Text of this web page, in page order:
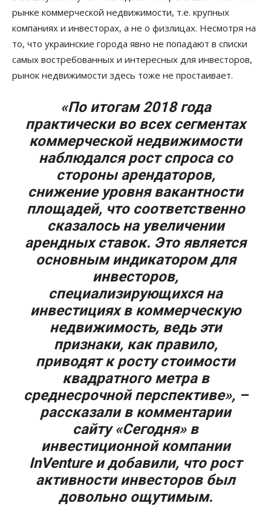
рынке коммерческой недвижимости, т.е. крупных
компаниях и инвесторах, а не о физлицах. Несмотря на
то, что украинские города явно не попадают в списки
самых востребованных и интересных для инвесторов,
рынок недвижимости здесь тоже не простаивает.
«По итогам 2018 года
практически во всех сегментах
коммерческой недвижимости
наблюдался рост спроса со
стороны арендаторов,
снижение уровня вакантности
площадей, что соответственно
сказалось на увеличении
арендных ставок. Это является
основным индикатором для
инвесторов,
специализирующихся на
инвестициях в коммерческую
недвижимость, ведь эти
признаки, как правило,
приводят к росту стоимости
квадратного метра в
среднесрочной перспективе», –
рассказали в комментарии
сайту «Сегодня» в
инвестиционной компании
InVenture и добавили, что рост
активности инвесторов был
довольно ощутимым.